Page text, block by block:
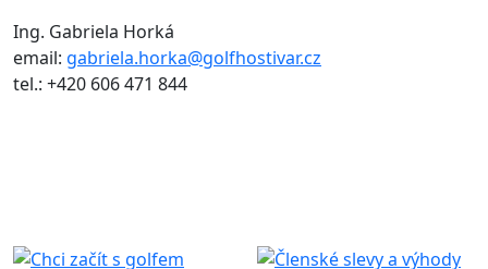
Ing. Gabriela Horká
email: gabriela.horka@golfhostivar.cz
tel.: +420 606 471 844